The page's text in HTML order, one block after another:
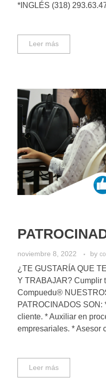
*INGLÉS (318)
Leer más
noviembre 8, 2022 by
¿TE GUSTARÍA QUE
Y TRABAJAR? Cumplir
Compuedu®
PATROCINADOS SON:
cliente. * Auxiliar en
empresariales. * Asesor
Leer más